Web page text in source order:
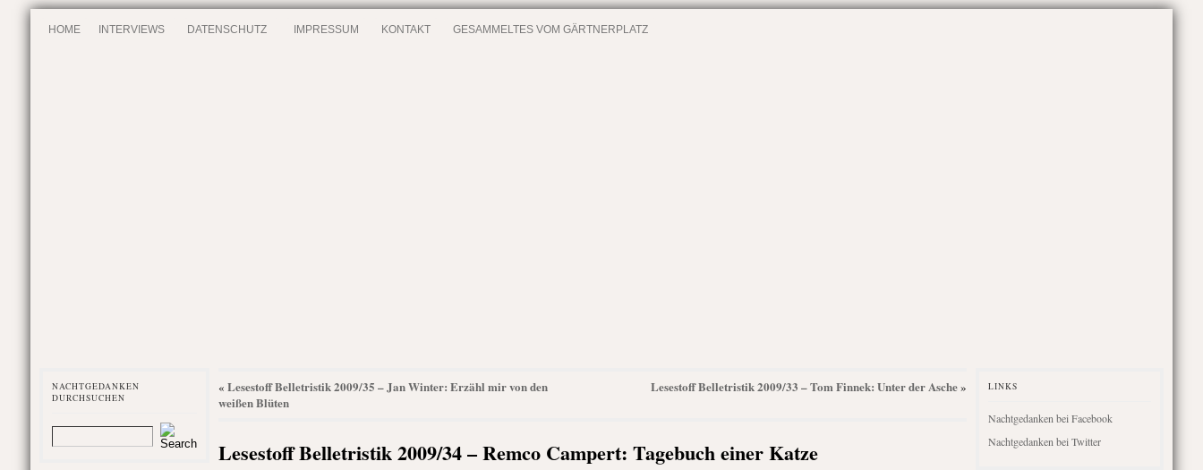
HOME INTERVIEWS DATENSCHUTZ IMPRESSUM KONTAKT GESAMMELTES VOM GÄRTNERPLATZ
NACHTGEDANKEN
DURCHSUCHEN
« Lesestoff Belletristik 2009/35 – Jan Winter: Erzähl mir von den
weißen Blüten
Lesestoff Belletristik 2009/33 – Tom Finnek: Unter der Asche»
Lesestoff Belletristik 2009/34 – Remco Campert: Tagebuch einer Katze
LINKS
Nachtgedanken bei Facebook
Nachtgedanken bei Twitter